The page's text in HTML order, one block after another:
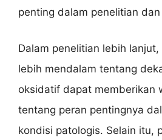
penting dalam penelitian
Dalam penelitian lebih
lebih mendalam tentang
oksidatif dapat memberikan
tentang peran pentingnya
kondisi patologis. Selain itu,